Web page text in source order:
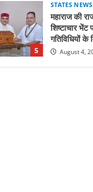
1
जिलाधिकारी/
ने सहसपुर
बूथों का
आपत्ति